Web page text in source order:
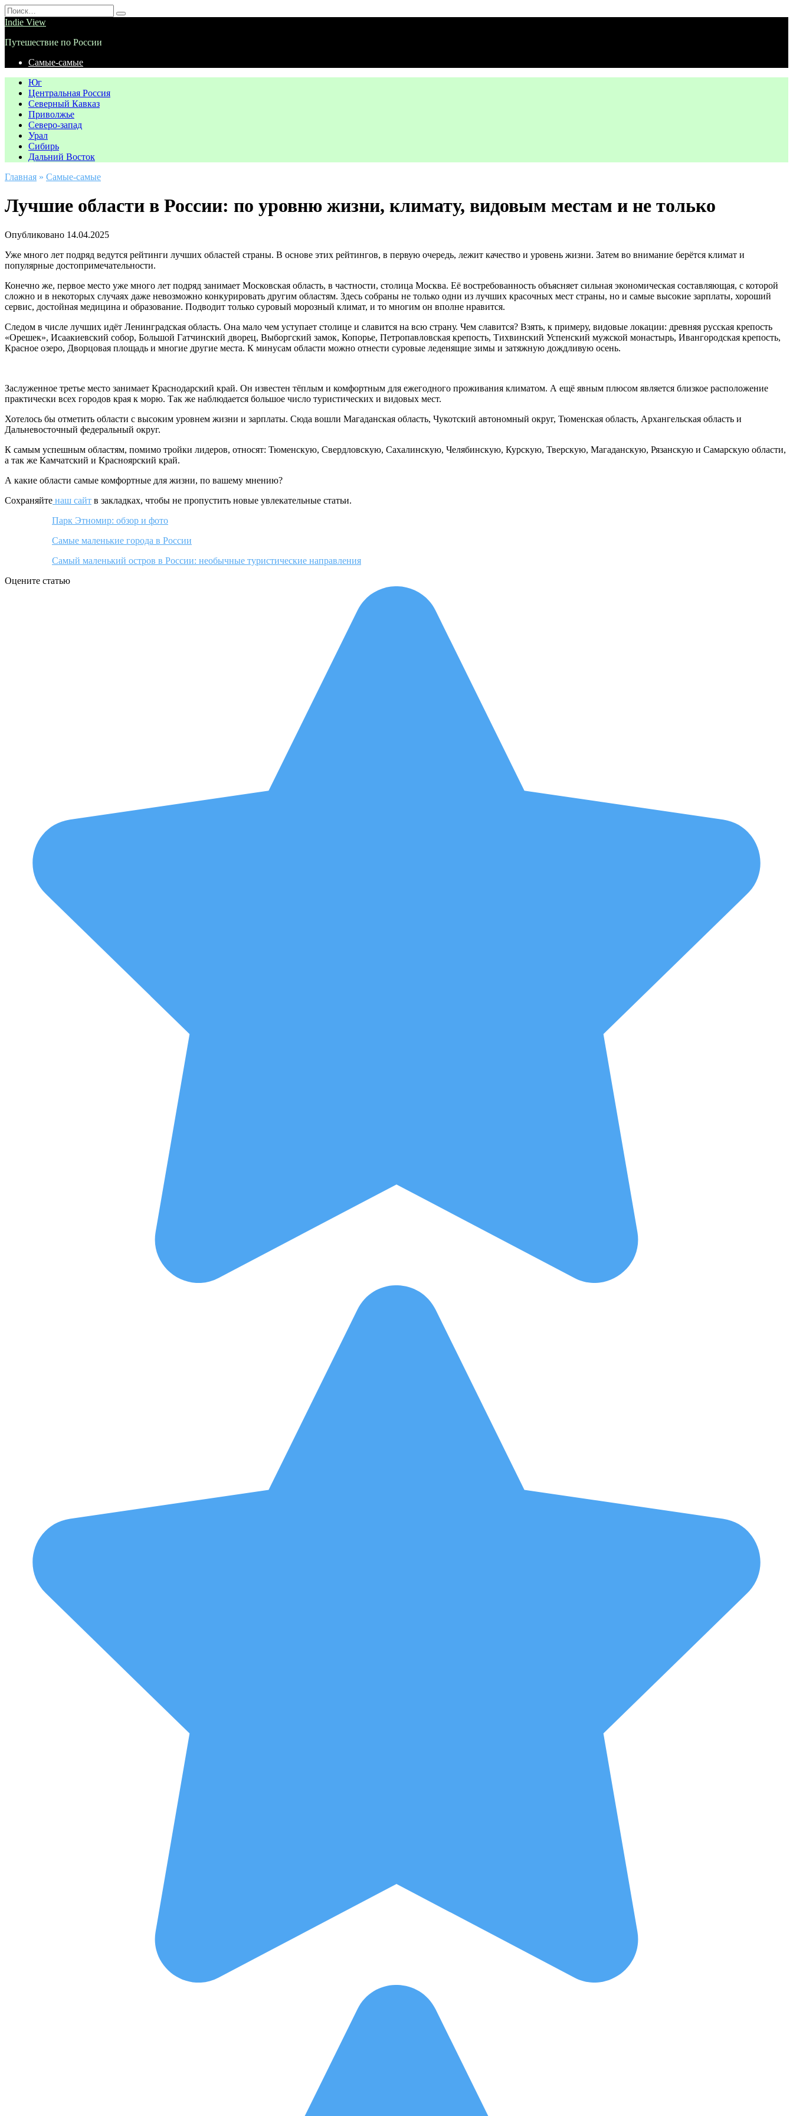
Перейти
к
Search
for:
Indie View
Путешествие по России
Самые-самые
Юг
Центральная Россия
Северный Кавказ
Приволжье
Северо-запад
Урал
Сибирь
Дальний Восток
Главная » Самые-самые
Лучшие области в России: по уровню жизни, климату, видовым местам и не только
Опубликовано 14.04.2025
Уже много лет подряд ведутся рейтинги лучших областей страны. В основе этих рейтингов, в первую очередь, лежит качество и уровень жизни. Затем во внимание берётся климат и
популярные достопримечательности.
Конечно же, первое место уже много лет подряд занимает Московская область, в частности, столица Москва. Её востребованность объясняет сильная экономическая составляющая, с которой
сложно и в некоторых случаях даже невозможно конкурировать другим областям. Здесь собраны не только одни из лучших красочных мест страны, но и самые высокие зарплаты, хороший
сервис, достойная медицина и образование. Подводит только суровый морозный климат, и то многим он вполне нравится.
Следом в числе лучших идёт Ленинградская область. Она мало чем уступает столице и славится на всю страну. Чем славится? Взять, к примеру, видовые локации: древняя русская крепость
«Орешек», Исаакиевский собор, Большой Гатчинский дворец, Выборгский замок, Копорье, Петропавловская крепость, Тихвинский Успенский мужской монастырь, Ивангородская крепость,
Красное озеро, Дворцовая площадь и многие другие места. К минусам области можно отнести суровые леденящие зимы и затяжную дождливую осень.
Заслуженное третье место занимает Краснодарский край. Он известен тёплым и комфортным для ежегодного проживания климатом. А ещё явным плюсом является близкое расположение
практически всех городов края к морю. Так же наблюдается большое число туристических и видовых мест.
Хотелось бы отметить области с высоким уровнем жизни и зарплаты. Сюда вошли Магаданская область, Чукотский автономный округ, Тюменская область, Архангельская область и
Дальневосточный федеральный округ.
К самым успешным областям, помимо тройки лидеров, относят: Тюменскую, Свердловскую, Сахалинскую, Челябинскую, Курскую, Тверскую, Магаданскую, Рязанскую и Самарскую области,
а так же Камчатский и Красноярский край.
А какие области самые комфортные для жизни, по вашему мнению?
Сохраняйте наш сайт в закладках, чтобы не пропустить новые увлекательные статьи.
Парк Этномир: обзор и фото
Самые маленькие города в России
Самый маленький остров в России: необычные туристические направления
Оцените статью